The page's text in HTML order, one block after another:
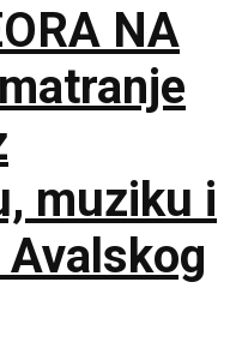
NA
muziku i